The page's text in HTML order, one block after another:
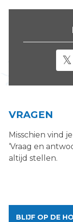
VRAGEN
Misschien vind
‘Vraag en
altijd stellen.
BLIJF OP DE